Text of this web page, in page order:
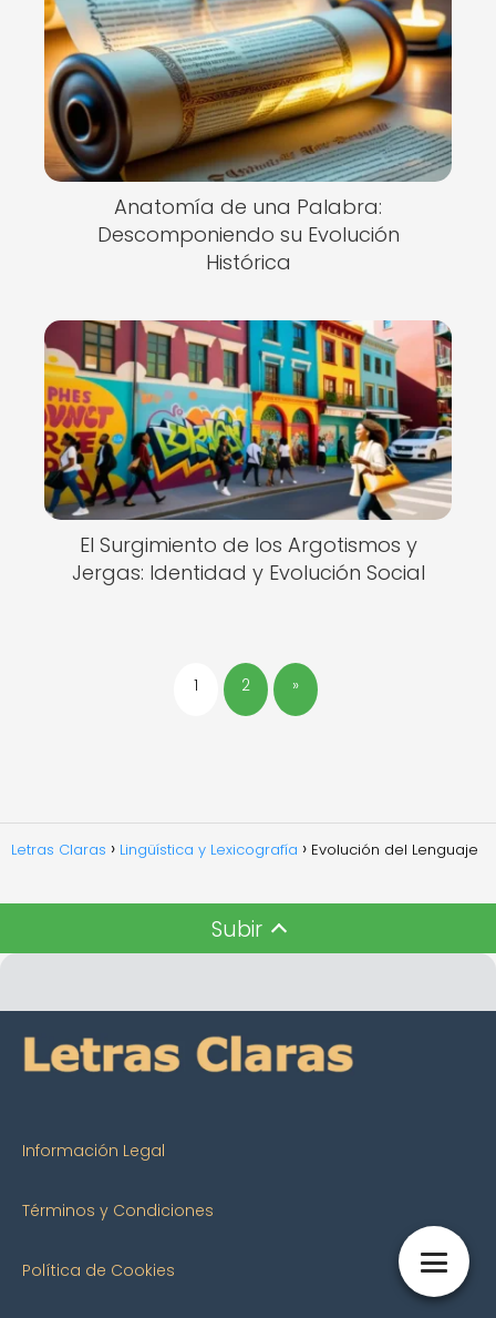
Anatomía de una Palabra:
Descomponiendo su Evolución
Histórica
El Surgimiento de los Argotismos y
Jergas: Identidad y Evolución Social
1 2 »
Letras Claras Lingüística y Lexicografía Evolución del Lenguaje
Subir
Información Legal
Términos y Condiciones
Política de Cookies